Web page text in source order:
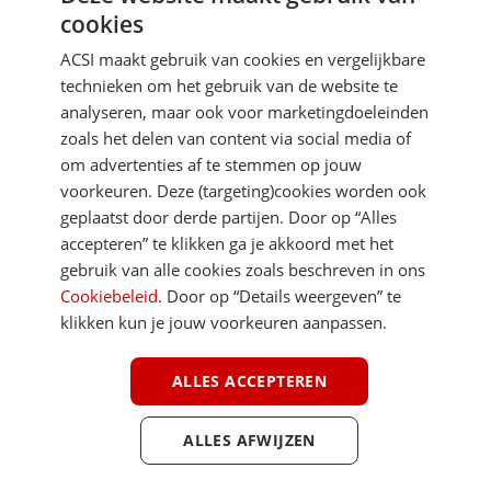
Je gegevens zijn veilig en worden niet gedeeld met anderen
DIRECT NAAR
MEER ACSI FREELIFE
cookies
ACSI maakt gebruik van cookies en vergelijkbare
technieken om het gebruik van de website te
analyseren, maar ook voor marketingdoeleinden
zoals het delen van content via social media of
om advertenties af te stemmen op jouw
voorkeuren. Deze (targeting)cookies worden ook
geplaatst door derde partijen. Door op “Alles
accepteren” te klikken ga je akkoord met het
gebruik van alle cookies zoals beschreven in ons
Cookiebeleid. Door op “Details weergeven” te
klikken kun je jouw voorkeuren aanpassen.
ALLES ACCEPTEREN
ALLES AFWIJZEN